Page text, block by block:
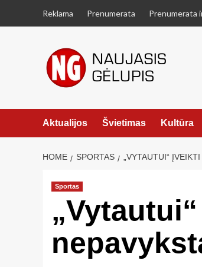
Reklama Prenumerata Prenumerata
Aktualijos Švietimas Kultūra
HOME SPORTAS „VYTAUTUI“
Sportas